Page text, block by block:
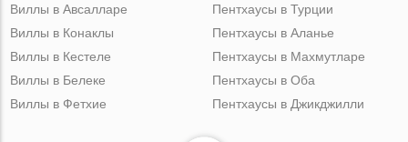
Виллы в Авсалларе
Виллы в Конаклы
Виллы в Кестеле
Виллы в Белеке
Виллы в Фетхие
Пентхаусы в Турции
Пентхаусы в Аланье
Пентхаусы в Махмутларе
Пентхаусы в Оба
Пентхаусы в Джикджилли